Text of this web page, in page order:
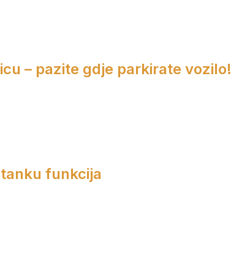
– pazite gdje parkirate vozilo!
funkcija